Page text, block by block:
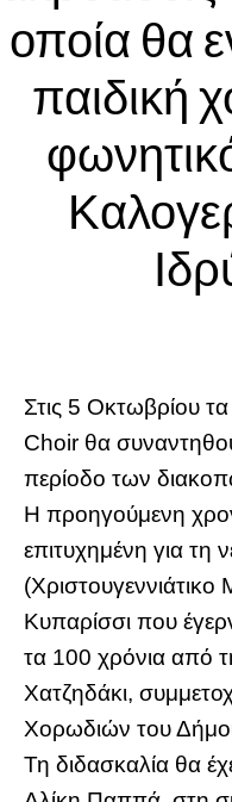
οποία θα
παιδική
Στις 5 Οκτωβρίου
Choir θα
περίοδο των
Η προηγούμενη
επιτυχημένη για τη
Κυπαρίσσι που
τα 100 χρόνια από
Χατζηδάκι,
Χορωδιών του
Τη διδασκαλία θα